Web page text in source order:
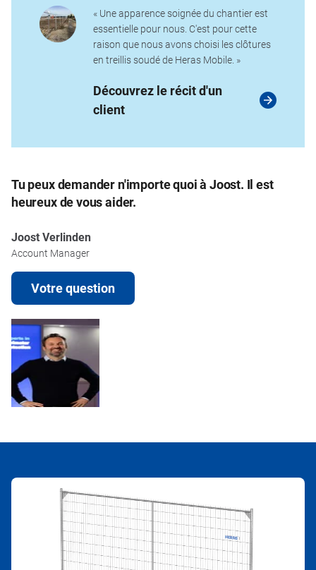
« Une apparence soignée du chantier est
essentielle pour nous. C'est pour cette
raison que nous avons choisi les clôtures
en treillis soudé de Heras Mobile. »
Découvrez le récit d'un
client
Tu peux demander n'importe quoi à Joost. Il est
heureux de vous aider.
Joost Verlinden
Account Manager
Votre question